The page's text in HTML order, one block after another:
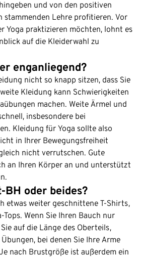
und von den positiven
stammenden Lehre profitieren. Vor
Yoga praktizieren möchten, lohnt es
auf die Kleiderwahl zu
enganliegend?
nicht so knapp sitzen, dass Sie
Kleidung kann Schwierigkeiten
machen. Weite Ärmel und
insbesondere bei
Kleidung für Yoga sollte also
in Ihrer Bewegungsfreiheit
nicht verrutschen. Gute
an Ihren Körper an und unterstützt
BH oder beides?
etwas weiter geschnittene T-Shirts,
Wenn Sie Ihren Bauch nur
auf die Länge des Oberteils,
bei denen Sie Ihre Arme
nach Brustgröße ist außerdem ein